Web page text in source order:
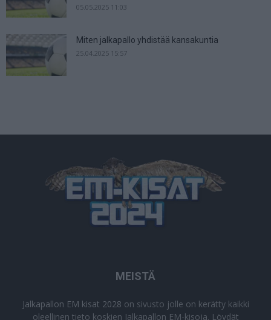
05.05.2025 11:03
Miten jalkapallo yhdistää kansakuntia
25.04.2025 15:57
MEISTÄ
Jalkapallon EM kisat 2028 on sivusto jolle on kerätty kaikki
oleellinen tieto koskien Jalkapallon EM-kisoja. Löydät